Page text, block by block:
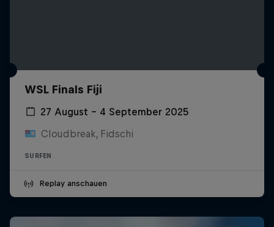
WSL Finals Fiji
27 August – 4 September 2025
Cloudbreak, Fidschi
SURFEN
Replay anschauen